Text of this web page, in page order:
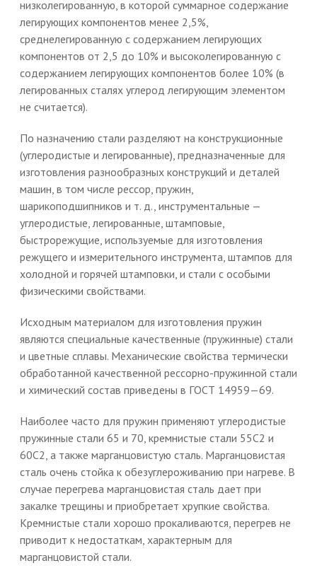
низколегированную, в которой суммарное содержание
легирующих компонентов менее 2,5%,
среднелегированную с содержанием легирующих
компонентов от 2,5 до 10% и высоколегированную с
содержанием легирующих компонентов более 10% (в
легированных сталях углерод легирующим элементом
не считается).
По назначению стали разделяют на конструкционные
(углеродистые и легированные), предназначенные для
изготовления разнообразных конструкций и деталей
машин, в том числе рессор, пружин,
шарикоподшипников и т. д., инструментальные —
углеродистые, легированные, штамповые,
быстрорежущие, используемые для изготовления
режущего и измерительного инструмента, штампов для
холодной и горячей штамповки, и стали с особыми
физическими свойствами.
Исходным материалом для изготовления пружин
являются специальные качественные (пружинные) стали
и цветные сплавы. Механические свойства термически
обработанной качественной рессорно-пружинной стали
и химический состав приведены в ГОСТ 14959—69.
Наиболее часто для пружин применяют углеродистые
пружинные стали 65 и 70, кремнистые стали 55С2 и
60С2, а также марганцовистую сталь. Марганцовистая
сталь очень стойка к обезуглероживанию при нагреве. В
случае перегрева марганцовистая сталь дает при
закалке трещины и приобретает хрупкие свойства.
Кремнистые стали хорошо прокаливаются, перегрев не
приводит к недостаткам, характерным для
марганцовистой стали.